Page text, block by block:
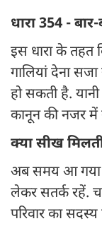
धारा 354 -
इस धारा के तहत
गालियां देना
हो सकती है.
कानून की नजर में
क्या सीख
अब समय आ गया
लेकर सतर्क रहें.
परिवार का